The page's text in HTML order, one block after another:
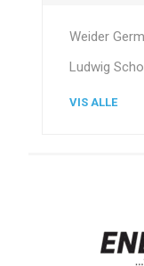
Weider
Ludwig
VIS ALLE